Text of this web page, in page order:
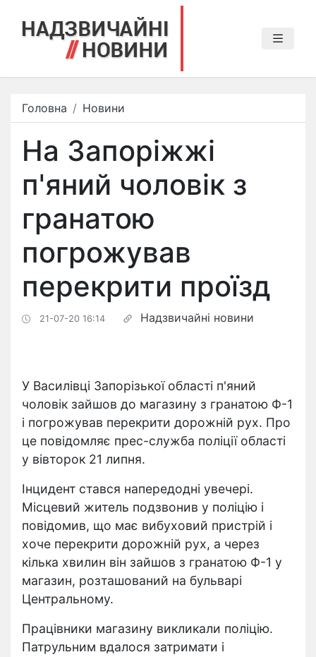
Головна Новини
На Запоріжжі
п'яний чоловік з
гранатою
погрожував
перекрити проїзд
21-07-20 16:14 Надзвичайні новини
У Василівці Запорізької області п'яний
чоловік зайшов до магазину з гранатою Ф-1
і погрожував перекрити дорожній рух. Про
це повідомляє прес-служба поліції області
у вівторок 21 липня.
Інцидент стався напередодні увечері.
Місцевий житель подзвонив у поліцію і
повідомив, що має вибуховий пристрій і
хоче перекрити дорожній рух, а через
кілька хвилин він зайшов з гранатою Ф-1 у
магазин, розташований на бульварі
Центральному.
Працівники магазину викликали поліцію.
Патрульним вдалося затримати і